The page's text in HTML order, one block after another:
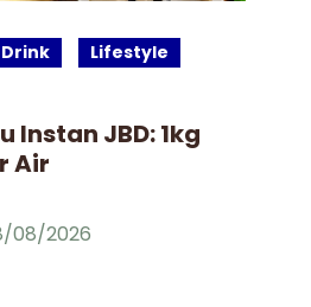
Lifestyle
Instan JBD: 1kg
Air
08/2026